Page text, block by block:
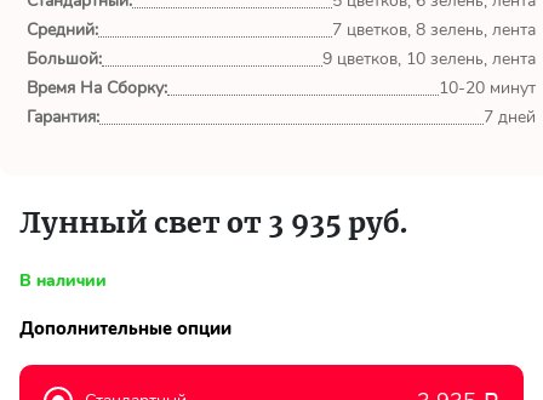
цветы ко Дню Рождения
своей любимом бабулечки.
время, в...
Средний:
7 цветков, 8 зелень, лента
Большой:
9 цветков, 10 зелень, лента
Время На Сборку:
10-20 минут
Гарантия:
7 дней
Лунный свет от 3 935 руб.
В наличии
Дополнительные опции